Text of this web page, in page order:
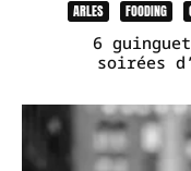
ARLES FOODING
6
soirées